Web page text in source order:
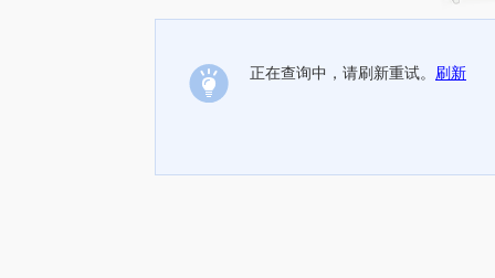
正在查询中，请刷新重试。 刷新